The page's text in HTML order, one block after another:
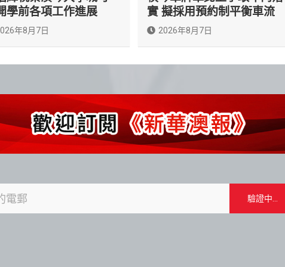
學前各項工作進展
年8月7日
實 擬採用預約制平衡車流
2026年8月7日